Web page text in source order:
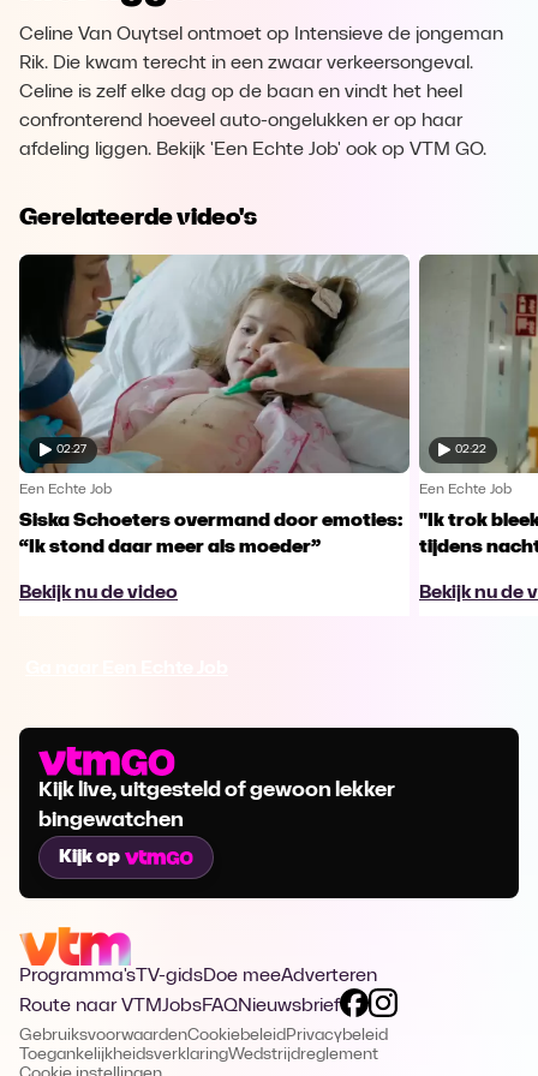
Celine Van Ouytsel ontmoet op Intensieve de jongeman
Rik. Die kwam terecht in een zwaar verkeersongeval.
Celine is zelf elke dag op de baan en vindt het heel
confronterend hoeveel auto-ongelukken er op haar
afdeling liggen. Bekijk 'Een Echte Job' ook op VTM GO.
Gerelateerde video's
02:27
Een Echte Job
Siska Schoeters overmand door emoties:
“Ik stond daar meer als moeder”
Bekijk nu de video
02:22
Een Echte Job
"Ik trok
tijdens
Bekijk nu de
Kijk live, uitgesteld of gewoon lekker
bingewatchen
Kijk op
Programma's TV-gidsDoe meeAdverteren
Route naar VTMJobsFAQNieuwsbrief
GebruiksvoorwaardenCookiebeleid Privacybeleid
ToegankelijkheidsverklaringWedstrijdreglement